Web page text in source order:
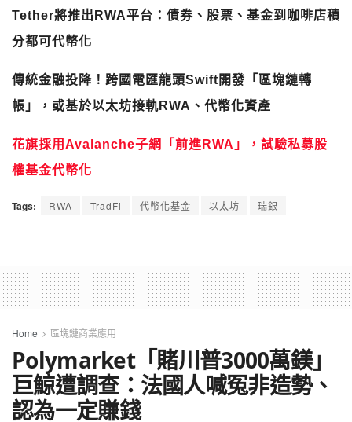
Tether將推出RWA平台：債券、股票、基金到咖啡店積
分都可代幣化
傳統金融投降！跨國電匯龍頭Swift開發「區塊鏈轉
帳」，或基於以太坊接軌RWA、代幣化資產
花旗採用Avalanche子網「前進RWA」，試驗私募股
權基金代幣化
Tags: RWA TradFi 代幣化基金 以太坊 瑞銀
Home 區塊鏈商業應用
Polymarket「賭川普3000萬鎂」
巨鯨遭調查：法國人喊冤非造勢、
認為一定賺錢